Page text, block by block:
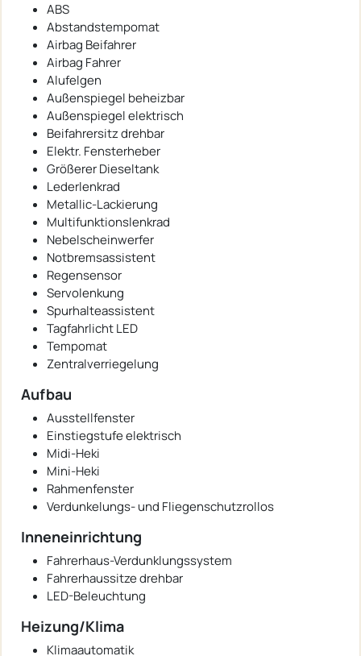
ABS
Abstandstempomat
Airbag Beifahrer
Airbag Fahrer
Alufelgen
Außenspiegel beheizbar
Außenspiegel elektrisch
Beifahrersitz drehbar
Elektr. Fensterheber
Größerer Dieseltank
Lederlenkrad
Metallic-Lackierung
Multifunktionslenkrad
Nebelscheinwerfer
Notbremsassistent
Regensensor
Servolenkung
Spurhalteassistent
Tagfahrlicht LED
Tempomat
Zentralverriegelung
Aufbau
Ausstellfenster
Einstiegstufe elektrisch
Midi-Heki
Mini-Heki
Rahmenfenster
Verdunkelungs- und Fliegenschutzrollos
Inneneinrichtung
Fahrerhaus-Verdunklungssystem
Fahrerhaussitze drehbar
LED-Beleuchtung
Heizung/Klima
Klimaautomatik